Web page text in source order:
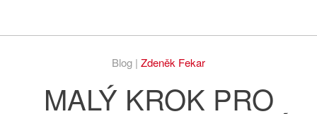
Blog | Zdeněk Fekar
MALÝ KROK PRO